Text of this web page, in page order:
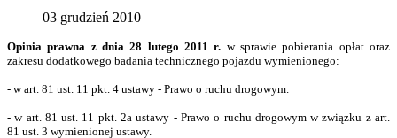
03 grudzień 2010
Opinia prawna z dnia 28 lutego 2011 r. w sprawie pobierania opłat oraz
zakresu dodatkowego badania technicznego pojazdu wymienionego:
- w art. 81 ust. 11 pkt. 4 ustawy - Prawo o ruchu drogowym.
- w art. 81 ust. 11 pkt. 2a ustawy - Prawo o ruchu drogowym w związku z art.
81 ust. 3 wymienionej ustawy.